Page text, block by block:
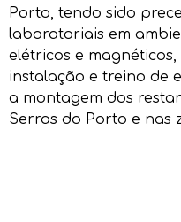
Porto, tendo sido
laboratoriais em
elétricos e
instalação e treino de
a montagem dos
Serras do Porto e nas